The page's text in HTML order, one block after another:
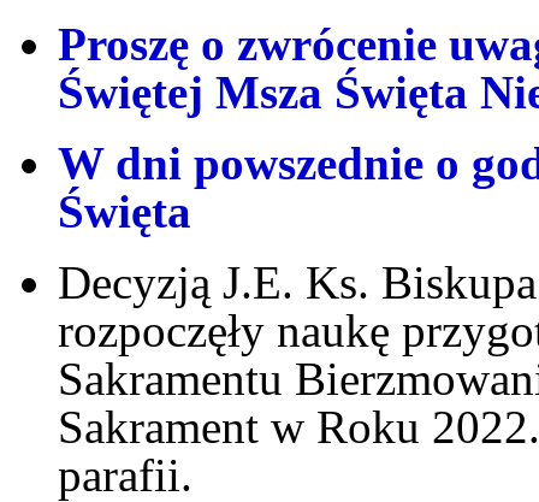
Proszę o zwrócenie
Świętej Msza Święta
W dni powszednie o
Święta
Decyzją J.E. Ks.
rozpoczęły naukę
Sakramentu
Sakrament w Roku
parafii.